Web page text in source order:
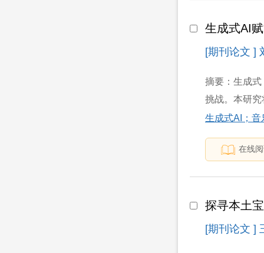
生成式AI
[期刊论文 ]
摘要：生成
挑战。本研
生成式AI；音
在线
探寻本土
[期刊论文 ]